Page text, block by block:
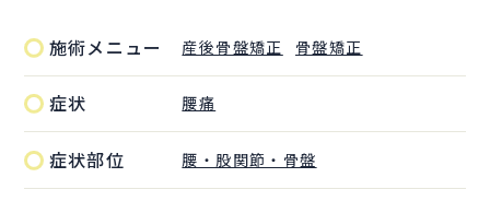
施術メニュー 産後骨盤矯正 骨盤矯正
症状 腰痛
症状部位 腰・股関節・骨盤